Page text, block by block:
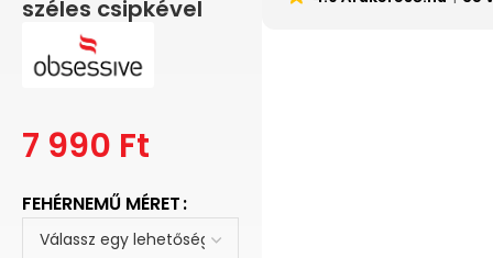
széles csipkével
7 990 Ft
FEHÉRNEMŰ MÉRET